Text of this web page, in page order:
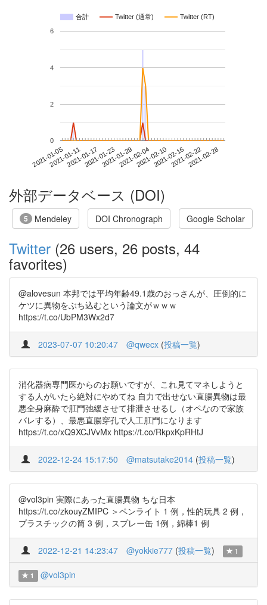
合計 Twitter (通常) Twitter (RT)
2021-01-052021-01-112021-01-172021-01-232021-01-292021-02-042021-02-102021-02-162021-02-222021-02-28
0
2
4
6
外部データベース (DOI)
5 Mendeley DOI Chronograph Google Scholar
Twitter (26 users, 26 posts, 44
favorites)
@alovesun 本邦では平均年齢49.1歳のおっさんが、圧倒的に
ケツに異物をぶち込むという論文がｗｗｗ
https://t.co/UbPM3Wx2d7
2023-07-07 10:20:47 @qwecx (投稿一覧)
消化器病専門医からのお願いですが、これ見てマネしようと
する人がいたら絶対にやめてね 自力で出せない直腸異物は最
悪全身麻酔で肛門弛緩させて排泄させるし（オペなので家族
バレする）、最悪直腸穿孔で人工肛門になります
https://t.co/xQ9XCJVvMx https://t.co/RkpxKpRHtJ
2022-12-24 15:17:50 @matsutake2014 (投稿一覧)
@vol3pin 実際にあった直腸異物 ちな日本
https://t.co/zkouyZMIPC ＞ペンライト 1 例，性的玩具 2 例，
プラスチックの筒 3 例，スプレー缶 1例，綿棒1 例
2022-12-21 14:23:47 @yokkie777 (投稿一覧) 1
1 @vol3pin